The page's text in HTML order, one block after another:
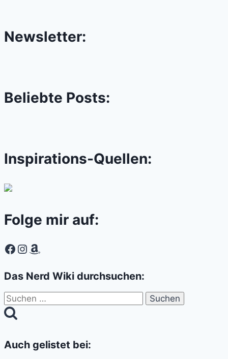
Newsletter:
Beliebte Posts:
Inspirations-Quellen:
Folge mir auf:
Facebook
Instagram
Amazon
Das Nerd Wiki durchsuchen:
Suchen
nach:
Auch gelistet bei: